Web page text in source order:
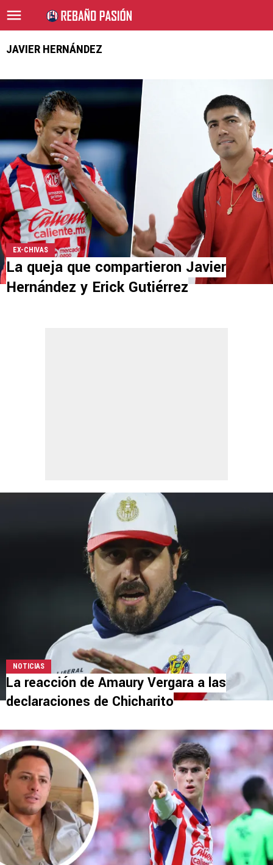
JAVIER HERNÁNDEZ
EX-CHIVAS
La queja que compartieron Javier
Hernández y Erick Gutiérrez
NOTICIAS
La reacción de Amaury Vergara a las
declaraciones de Chicharito